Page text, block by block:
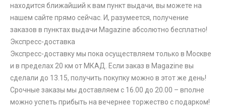
находится ближайший к вам пункт выдачи, вы можете на
нашем сайте прямо сейчас. И, разумеется, получение
заказов в пунктах выдачи Magazine абсолютно бесплатно!
Экспресс-доставка
Экспресс-доставку мы пока осуществляем только в Москве
и в пределах 20 км от МКАД. Если заказ в Magazine вы
сделали до 13.15, получить покупку можно в этот же день!
Срочные заказы мы доставляем с 16.00 до 20.00 – вполне
можно успеть прибыть на вечернее торжество с подарком!